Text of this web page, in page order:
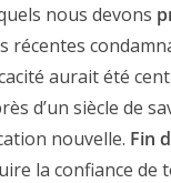
nous devons
récentes
aurait été
d’un siècle de
nouvelle. Fin
la confiance de